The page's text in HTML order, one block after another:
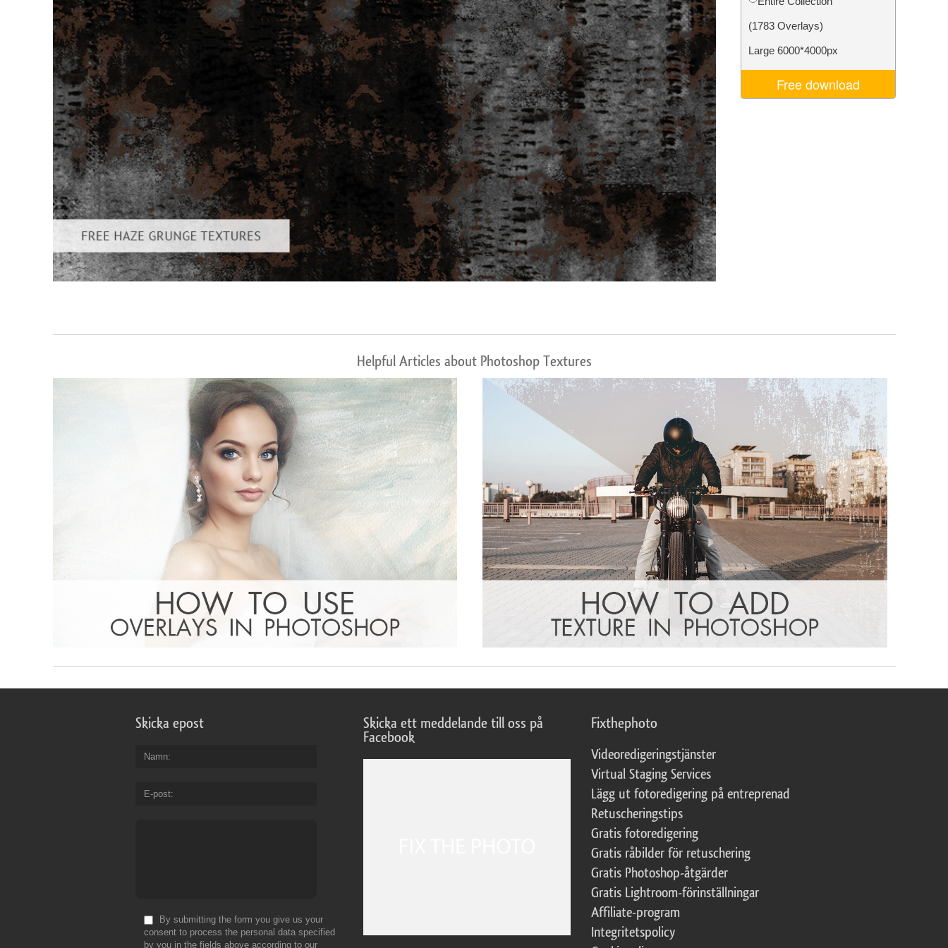
Produktfotoredigering Fotoredigering av smycken AI-träningsdata Video Editing Services
(1783 Overlays)
Large 6000*4000px
Free download
Helpful Articles about Photoshop Textures
Skicka epost
Namn
E-post
By submitting the form you give us your
consent to process the personal data specified
by you in the fields above according to our
Skicka ett meddelande till oss på
Facebook
Fixthephoto
Videoredigeringstjänster
Virtual Staging Services
Lägg ut fotoredigering på entreprenad
Retuscheringstips
Gratis fotoredigering
Gratis råbilder för retuschering
Gratis Photoshop-åtgärder
Gratis Lightroom-förinställningar
Affiliate-program
Integritetspolicy